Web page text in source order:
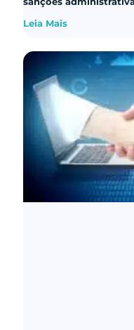
Leia Mais